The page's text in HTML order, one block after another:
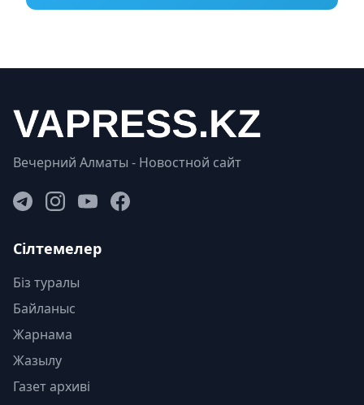
Вечерний Алматы - Новостной сайт
Сілтемелер
Біз туралы
Байланыс
Жарнама
Жазылу
Газет архиві